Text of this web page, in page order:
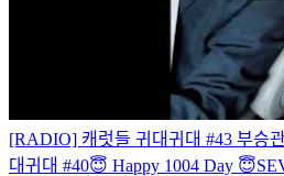
[RADIO] 캐럿들 귀대귀대 #43 부승
대귀대 #40😇 Happy 1004 Day 😇